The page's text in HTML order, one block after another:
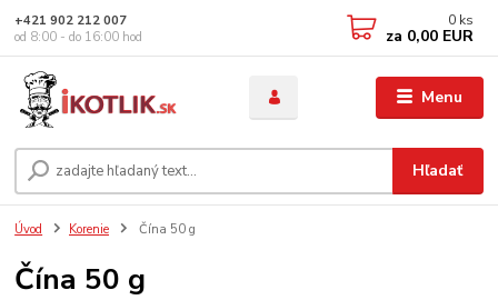
Menu
Hľadať
+421 902 212 007
od 8:00 - do 16:00 hod
0 ks
za 0,00 EUR
Úvod Korenie Čína 50 g
Čína 50 g